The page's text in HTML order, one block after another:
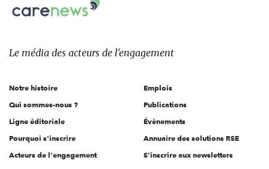
sur:
Le
des
l'engagement
Le média des acteurs de l'engagement
Notre histoire
Qui sommes-nous ?
Ligne éditoriale
Pourquoi s'inscrire
Acteurs de l'engagement
Emplois
Publications
Évènements
Annuaire des solutions RSE
S'inscrire aux newsletters